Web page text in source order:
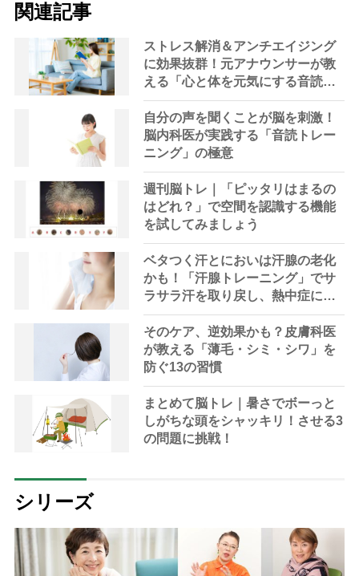
関連記事
ストレス解消＆アンチエイジング
に効果抜群！元アナウンサーが教
える「心と体を元気にする音読の
習慣」
自分の声を聞くことが脳を刺激！
脳内科医が実践する「音読トレー
ニング」の極意
週刊脳トレ｜「ピッタリはまるの
はどれ？」で空間を認識する機能
を試してみましょう
ベタつく汗とにおいは汗腺の老化
かも！「汗腺トレーニング」でサ
ラサラ汗を取り戻し、熱中症に負
けない体へ
そのケア、逆効果かも？皮膚科医
が教える「薄毛・シミ・シワ」を
防ぐ13の習慣
まとめて脳トレ｜暑さでボーっと
しがちな頭をシャッキリ！させる3
の問題に挑戦！
シリーズ